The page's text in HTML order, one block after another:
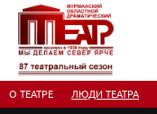
О ТЕАТРЕ ЛЮДИ ТЕАТРА